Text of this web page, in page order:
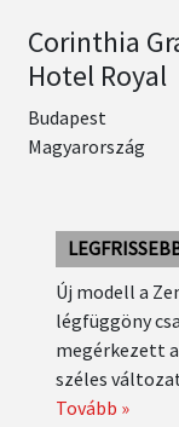
Corinthia
Hotel Royal
Budapest
Magyarország
Új modell a
légfüggöny
megérkezett
széles
Tovább »